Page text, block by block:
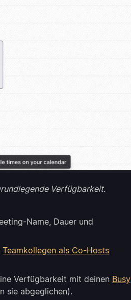
Verfügbarkeit.
Name, Dauer und
Teamkollegen als Co-Hosts
Verfügbarkeit mit deinen Busy
sie abgeglichen).